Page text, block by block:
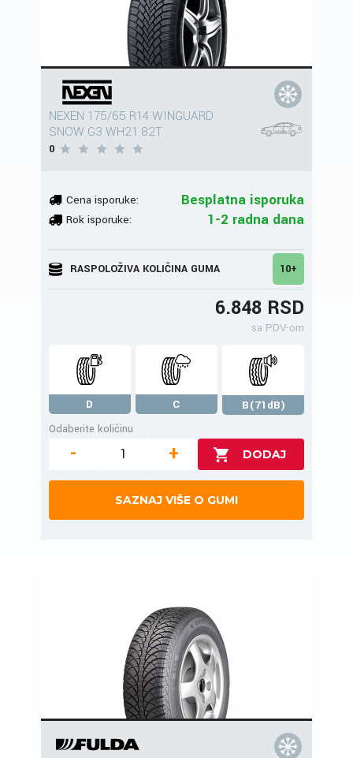
NEXEN 175/65 R14 WINGUARD
SNOW G3 WH21 82T
0
Cena isporuke: Besplatna isporuka
Rok isporuke: 1-2 radna dana
RASPOLOŽIVA KOLIČINA GUMA 10+
6.848 RSD
sa PDV-om
D C
B(71dB)
Odaberite količinu
- +
SAZNAJ VIŠE O GUMI